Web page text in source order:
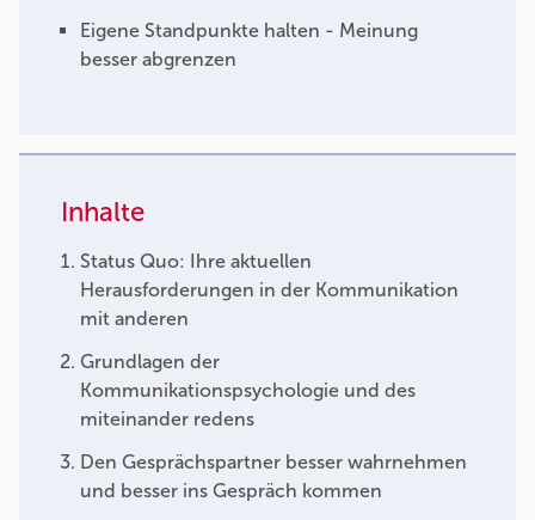
Eigene Standpunkte halten - Meinung
besser abgrenzen
Inhalte
Status Quo: Ihre aktuellen
Herausforderungen in der Kommunikation
mit anderen
Grundlagen der
Kommunikationspsychologie und des
miteinander redens
Den Gesprächspartner besser wahrnehmen
und besser ins Gespräch kommen